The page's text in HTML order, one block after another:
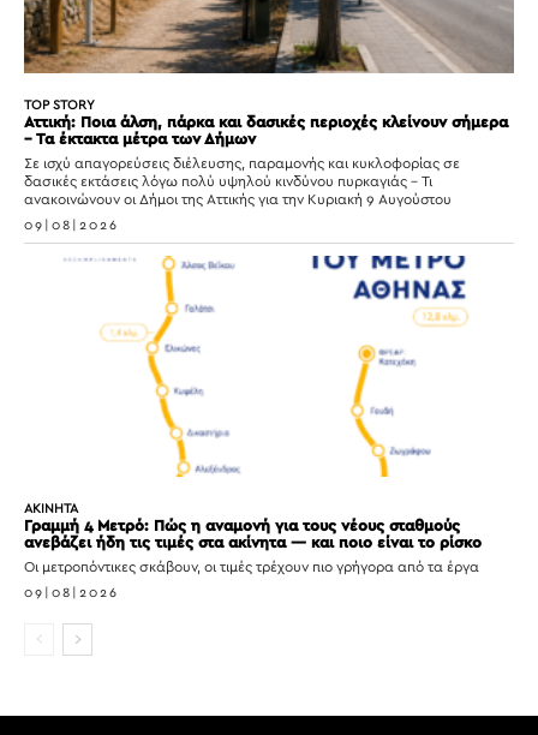
TOP STORY
Αττική: Ποια άλση, πάρκα και δασικές περιοχές κλείνουν σήμερα
– Τα έκτακτα μέτρα των Δήμων
Σε ισχύ απαγορεύσεις διέλευσης, παραμονής και κυκλοφορίας σε
δασικές εκτάσεις λόγω πολύ υψηλού κινδύνου πυρκαγιάς – Τι
ανακοινώνουν οι Δήμοι της Αττικής για την Κυριακή 9 Αυγούστου
09|08|2026
ΑΚΙΝΗΤΑ
Γραμμή 4 Μετρό: Πώς η αναμονή για τους νέους σταθμούς
ανεβάζει ήδη τις τιμές στα ακίνητα — και ποιο είναι το ρίσκο
Οι μετροπόντικες σκάβουν, οι τιμές τρέχουν πιο γρήγορα από τα έργα
09|08|2026